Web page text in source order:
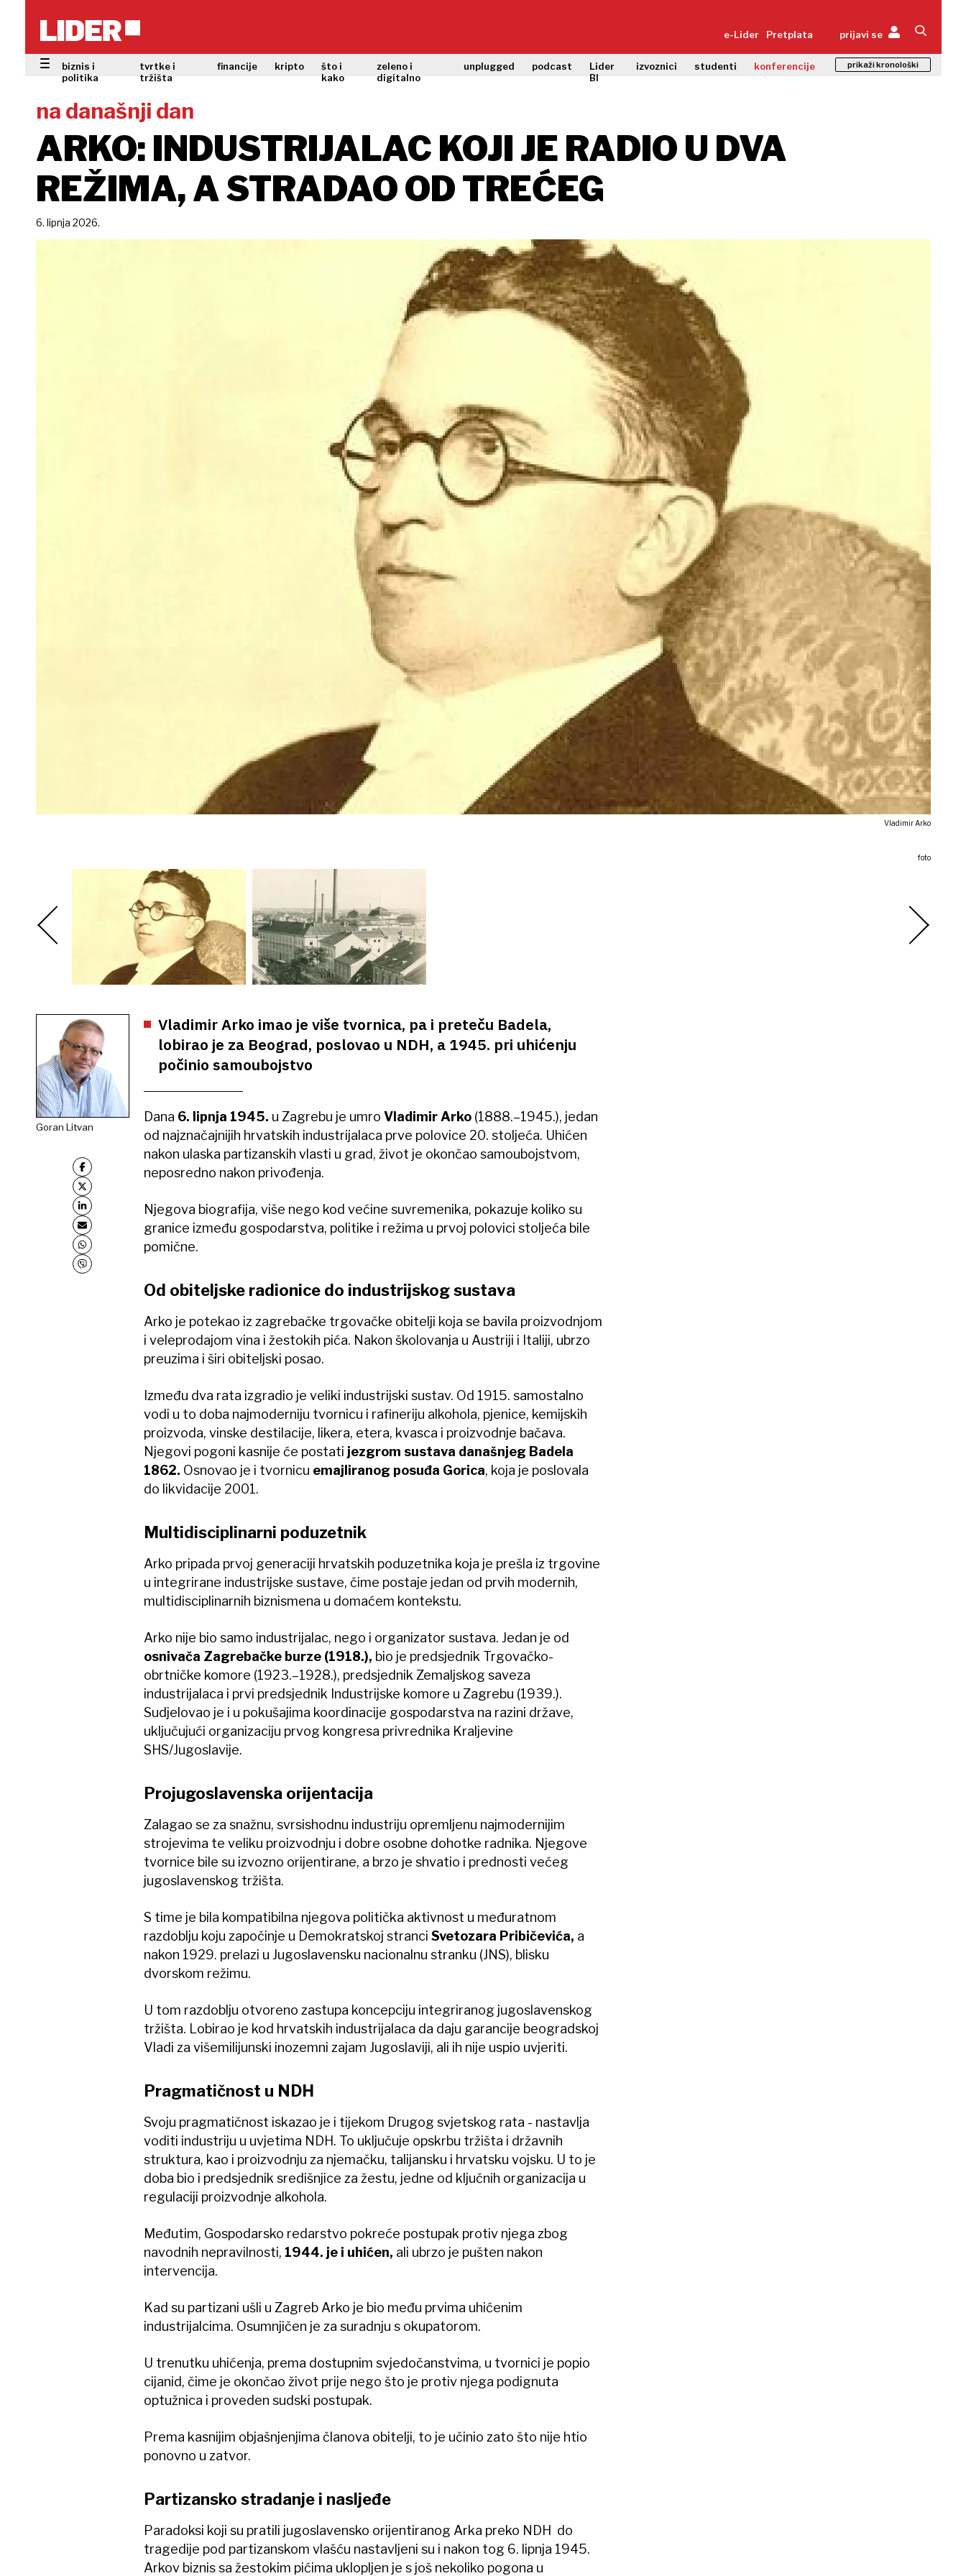
e-Lider Pretplata prijavi se
biznis i
politika
tvrtke i
tržišta
financije kripto
što i
kako
zeleno i
digitalno
unplugged podcast
Lider
BI
izvoznici studenti konferencije prikaži kronološki
na današnji dan
ARKO: INDUSTRIJALAC KOJI JE RADIO U DVA
REŽIMA, A STRADAO OD TREĆEG
6. lipnja 2026.
Vladimir Arko
foto
Goran Litvan
Vladimir Arko imao je više tvornica, pa i preteču Badela,
lobirao je za Beograd, poslovao u NDH, a 1945. pri uhićenju
počinio samoubojstvo
Dana 6. lipnja 1945. u Zagrebu je umro Vladimir Arko(1888.–1945.), jedan
od najznačajnijih hrvatskih industrijalaca prve polovice 20. stoljeća. Uhićen
nakon ulaska partizanskih vlasti u grad, život je okončao samoubojstvom,
neposredno nakon privođenja.
Njegova biografija, više nego kod većine suvremenika, pokazuje koliko su
granice između gospodarstva, politike i režima u prvoj polovici stoljeća bile
pomične.
Od obiteljske radionice do industrijskog sustava
Arko je potekao iz zagrebačke trgovačke obitelji koja se bavila proizvodnjom
i veleprodajom vina i žestokih pića. Nakon školovanja u Austriji i Italiji, ubrzo
preuzima i širi obiteljski posao.
Između dva rata izgradio je veliki industrijski sustav. Od 1915. samostalno
vodi u to doba najmoderniju tvornicu i rafineriju alkohola, pjenice, kemijskih
proizvoda, vinske destilacije, likera, etera, kvasca i proizvodnje bačava.
Njegovi pogoni kasnije će postati jezgrom sustava današnjeg Badela
1862. Osnovao je i tvornicu emajliranog posuđa Gorica, koja je poslovala
do likvidacije 2001.
Multidisciplinarni poduzetnik
Arko pripada prvoj generaciji hrvatskih poduzetnika koja je prešla iz trgovine
u integrirane industrijske sustave, čime postaje jedan od prvih modernih,
multidisciplinarnih biznismena u domaćem kontekstu.
Arko nije bio samo industrijalac, nego i organizator sustava. Jedan je od
osnivača Zagrebačke burze (1918.), bio je predsjednik Trgovačko-
obrtničke komore (1923.–1928.), predsjednik Zemaljskog saveza
industrijalaca i prvi predsjednik Industrijske komore u Zagrebu (1939.).
Sudjelovao je i u pokušajima koordinacije gospodarstva na razini države,
uključujući organizaciju prvog kongresa privrednika Kraljevine
SHS/Jugoslavije.
Projugoslavenska orijentacija
Zalagao se za snažnu, svrsishodnu industriju opremljenu najmodernijim
strojevima te veliku proizvodnju i dobre osobne dohotke radnika. Njegove
tvornice bile su izvozno orijentirane, a brzo je shvatio i prednosti većeg
jugoslavenskog tržišta.
S time je bila kompatibilna njegova politička aktivnost u međuratnom
razdoblju koju započinje u Demokratskoj stranci Svetozara Pribičevića, a
nakon 1929. prelazi u Jugoslavensku nacionalnu stranku (JNS), blisku
dvorskom režimu.
U tom razdoblju otvoreno zastupa koncepciju integriranog jugoslavenskog
tržišta. Lobirao je kod hrvatskih industrijalaca da daju garancije beogradskoj
Vladi za višemilijunski inozemni zajam Jugoslaviji, ali ih nije uspio uvjeriti.
Pragmatičnost u NDH
Svoju pragmatičnost iskazao je i tijekom Drugog svjetskog rata - nastavlja
voditi industriju u uvjetima NDH. To uključuje opskrbu tržišta i državnih
struktura, kao i proizvodnju za njemačku, talijansku i hrvatsku vojsku. U to je
doba bio i predsjednik središnjice za žestu, jedne od ključnih organizacija u
regulaciji proizvodnje alkohola.
Međutim, Gospodarsko redarstvo pokreće postupak protiv njega zbog
navodnih nepravilnosti, 1944. je i uhićen, ali ubrzo je pušten nakon
intervencija.
Kad su partizani ušli u Zagreb Arko je bio među prvima uhićenim
industrijalcima. Osumnjičen je za suradnju s okupatorom.
U trenutku uhićenja, prema dostupnim svjedočanstvima, u tvornici je popio
cijanid, čime je okončao život prije nego što je protiv njega podignuta
optužnica i proveden sudski postupak.
Prema kasnijim objašnjenjima članova obitelji, to je učinio zato što nije htio
ponovno u zatvor.
Partizansko stradanje i nasljeđe
Paradoksi koji su pratili jugoslavensko orijentiranog Arka preko NDH do
tragedije pod partizanskom vlašću nastavljeni su i nakon tog 6. lipnja 1945.
Arkov biznis sa žestokim pićima uklopljen je s još nekoliko pogona u